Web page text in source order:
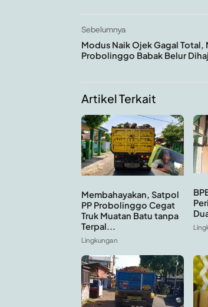
Sebelumnya
Modus Naik Ojek Gagal
Probolinggo Babak Belur
Artikel Terkait
Membahayakan, Satpol
PP Probolinggo Cegat
Truk Muatan Batu tanpa
Terpal...
Lingkungan